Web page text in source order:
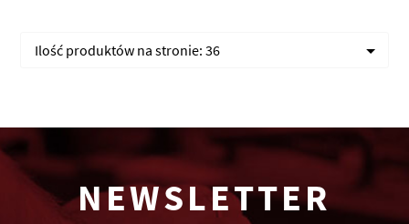
Ilość produktów na stronie: 36
NEWSLETTER